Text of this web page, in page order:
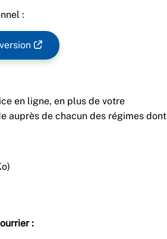
:
en ligne, en plus de votre
auprès de chacun des régimes dont
: